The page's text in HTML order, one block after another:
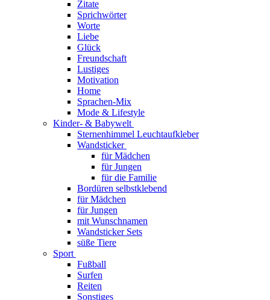
Zitate
Sprichwörter
Worte
Liebe
Glück
Freundschaft
Lustiges
Motivation
Home
Sprachen-Mix
Mode & Lifestyle
Kinder- & Babywelt
Sternenhimmel Leuchtaufkleber
Wandsticker
für Mädchen
für Jungen
für die Familie
Bordüren selbstklebend
für Mädchen
für Jungen
mit Wunschnamen
Wandsticker Sets
süße Tiere
Sport
Fußball
Surfen
Reiten
Sonstiges